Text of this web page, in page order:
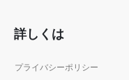
詳しくは
プライバシーポリシー